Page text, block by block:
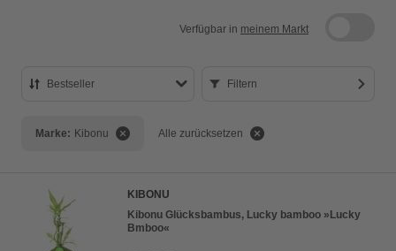
Verfügbar in meinem Markt
Bestseller
Bewertung
Filtern
Marke: Kibonu Alle zurücksetzen
KIBONU
Kibonu Glücksbambus, Lucky bamboo »Lucky
Bmboo«